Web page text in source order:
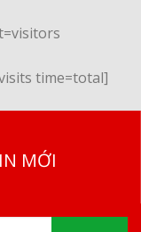
time=total]
MỚI